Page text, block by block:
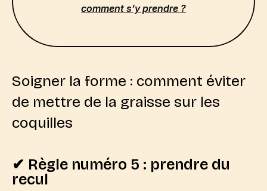
comment s’y prendre ?
Soigner la forme : comment éviter
de mettre de la graisse sur les
coquilles
✔ Règle numéro 5 : prendre du
recul